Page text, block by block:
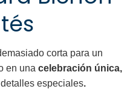
corta para un
en una celebración única,
detalles especiales.